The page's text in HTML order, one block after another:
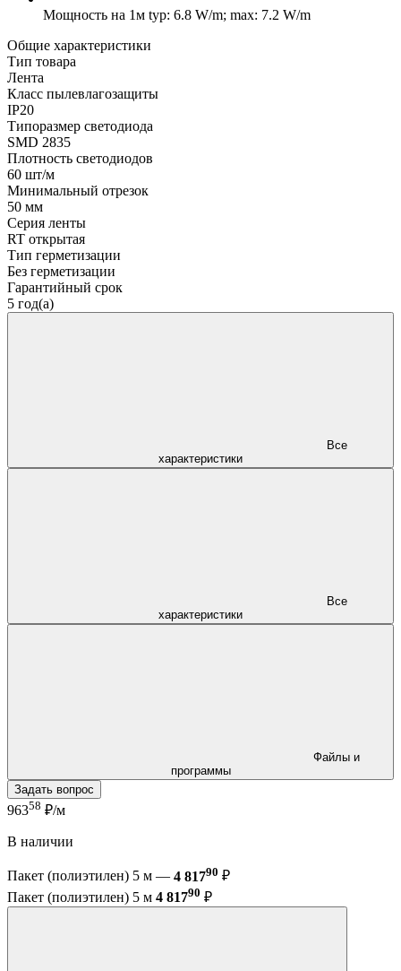
Мощность на 1м typ: 6.8 W/m; max: 7.2 W/m
Общие характеристики
Тип товара
Лента
Класс пылевлагозащиты
IP20
Типоразмер светодиода
SMD 2835
Плотность светодиодов
60 шт/м
Минимальный отрезок
50 мм
Серия ленты
RT открытая
Тип герметизации
Без герметизации
Гарантийный срок
5 год(а)
характеристики
характеристики
программы
Задать вопрос
96358 ₽/м
В наличии
Пакет (полиэтилен) 5 м — 4 81790 ₽
Пакет (полиэтилен) 5 м 4 81790 ₽